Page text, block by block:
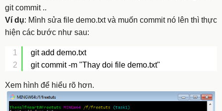
git commit ..
Ví dụ: Mình sửa file demo.txtvà muốn commit nó lên thì thực
hiện các bước như sau:
1
2
git add demo.txt
git commit -m "Thay doi file demo.txt"
Xem hình để hiểu rõ hơn.